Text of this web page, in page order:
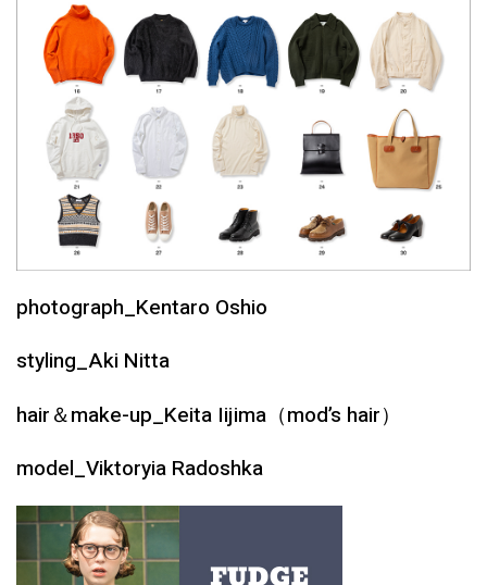
photograph_Kentaro Oshio
styling_Aki Nitta
hair＆make-up_Keita Iijima（mod’s hair）
model_Viktoryia Radoshka